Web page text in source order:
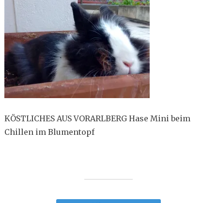
KÖSTLICHES AUS VORARLBERG Hase Mini beim
Chillen im Blumentopf